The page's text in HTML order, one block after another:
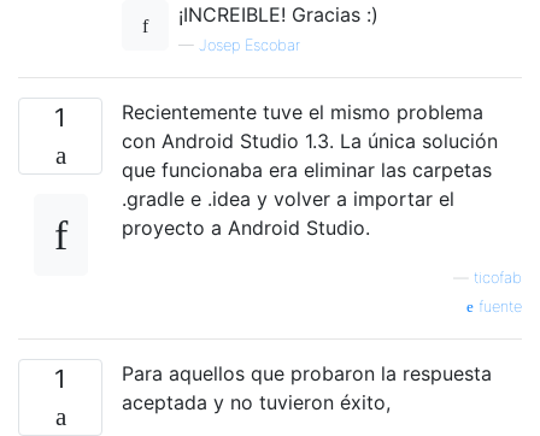
¡INCREIBLE! Gracias :)
— Josep Escobar
1
Recientemente tuve el mismo problema
con Android Studio 1.3. La única solución
que funcionaba era eliminar las carpetas
.gradle e .idea y volver a importar el
proyecto a Android Studio.
ticofab
fuente
1
Para aquellos que probaron la respuesta
aceptada y no tuvieron éxito,